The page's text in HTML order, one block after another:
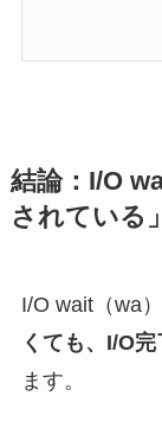
結論：I/O
されている
I/O wait（wa
くても、I/O
ます。